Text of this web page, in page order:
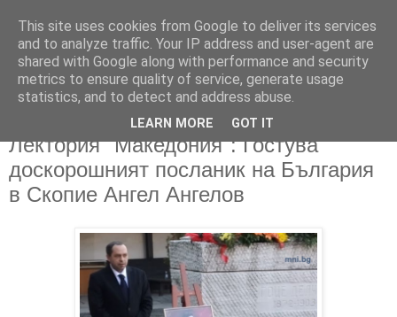
Лектория "Македония": Гостува
доскорошният посланик на България
в Скопие Ангел Ангелов
This site uses cookies from Google to deliver its services
and to analyze traffic. Your IP address and user-agent are
shared with Google along with performance and security
metrics to ensure quality of service, generate usage
statistics, and to detect and address abuse.
LEARN MORE GOT IT